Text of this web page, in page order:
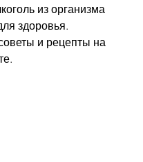
из организма
здоровья.
и рецепты на